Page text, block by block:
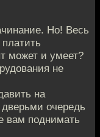
Но! Весь
может и умеет?
не
на
очередь
вам поднимать